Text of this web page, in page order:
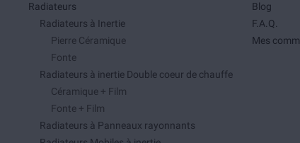
Radiateurs
Radiateurs à Inertie
Pierre Céramique
Fonte
Radiateurs à inertie Double coeur de chauffe
Céramique + Film
Fonte + Film
Radiateurs à Panneaux rayonnants
Blog
F.A.Q.
Mes